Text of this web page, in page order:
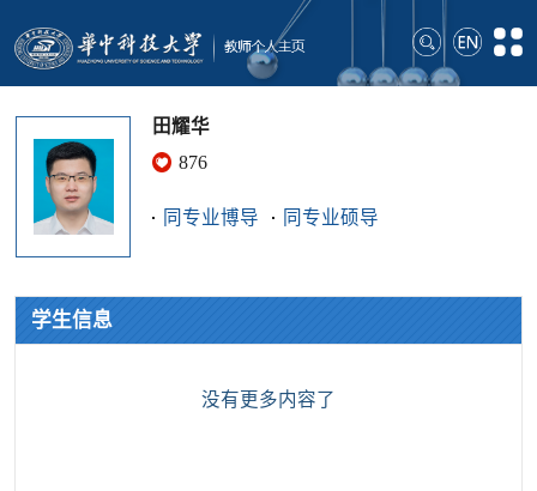
田耀华
876
同专业博导 同专业硕导
学生信息
没有更多内容了